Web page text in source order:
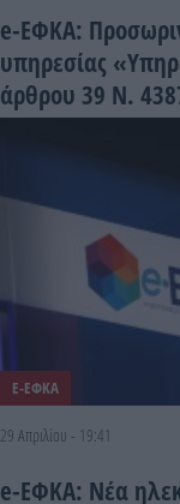
e-ΕΦΚΑ:
υπηρεσίας
άρθρου 39 Ν.
E-ΕΦΚΑ
29 Απριλίου - 19:41
e-ΕΦΚΑ: Νέα